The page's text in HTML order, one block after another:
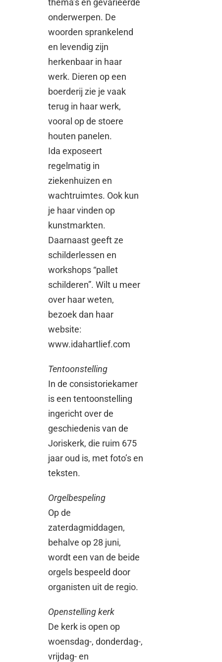
thema’s en gevarieerde
onderwerpen. De
woorden sprankelend
en levendig zijn
herkenbaar in haar
werk. Dieren op een
boerderij zie je vaak
terug in haar werk,
vooral op de stoere
houten panelen.
Ida exposeert
regelmatig in
ziekenhuizen en
wachtruimtes. Ook kun
je haar vinden op
kunstmarkten.
Daarnaast geeft ze
schilderlessen en
workshops “pallet
schilderen”. Wilt u meer
over haar weten,
bezoek dan haar
website:
www.idahartlief.com
Tentoonstelling
In de consistoriekamer
is een tentoonstelling
ingericht over de
geschiedenis van de
Joriskerk, die ruim 675
jaar oud is, met foto’s en
teksten.
Orgelbespeling
Op de
zaterdagmiddagen,
behalve op 28 juni,
wordt een van de beide
orgels bespeeld door
organisten uit de regio.
Openstelling kerk
De kerk is open op
woensdag-, donderdag-,
vrijdag- en